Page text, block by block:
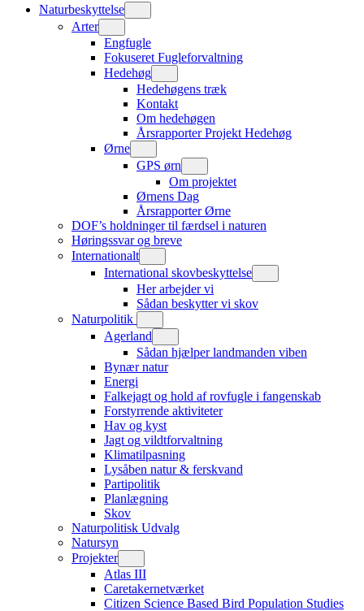
Naturbeskyttelse
Arter
Engfugle
Fokuseret Fugleforvaltning
Hedehøg
Hedehøgens træk
Kontakt
Om hedehøgen
Årsrapporter Projekt Hedehøg
Ørne
GPS ørn
Om projektet
Ørnens Dag
Årsrapporter Ørne
DOF’s holdninger til færdsel i naturen
Høringssvar og breve
Internationalt
International skovbeskyttelse
Her arbejder vi
Sådan beskytter vi skov
Naturpolitik
Agerland
Sådan hjælper landmanden viben
Bynær natur
Energi
Falkejagt og hold af rovfugle i fangenskab
Forstyrrende aktiviteter
Hav og kyst
Jagt og vildtforvaltning
Klimatilpasning
Lysåben natur & ferskvand
Partipolitik
Planlægning
Skov
Naturpolitisk Udvalg
Natursyn
Projekter
Atlas III
Caretakernetværket
Citizen Science Based Bird Population Studies